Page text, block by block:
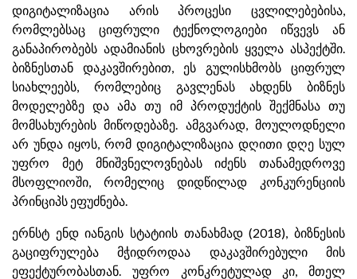
დიგიტალიზაცია არის პროცესი ცვლილებებისა,
რომლებსაც ციფრული ტექნოლოგიები იწვევს ან
განაპირობებს ადამიანის ცხოვრების ყველა ასპექტში.
ბიზნესთან დაკავშირებით, ეს გულისხმობს ციფრულ
სიახლეებს, რომლებიც გავლენას ახდენს ბიზნეს
მოდელებზე და ამა თუ იმ პროდუქტის შექმნასა თუ
მომსახურების მიწოდებაზე. ამგვარად, მოულოდნელი
არ უნდა იყოს, რომ დიგიტალიზაცია დღითი დღე სულ
უფრო მეტ მნიშვნელოვნებას იძენს თანამედროვე
მსოფლიოში, რომელიც დიდწილად კონკურენციის
პრინციპს ეფუძნება.
ერნსტ ენდ იანგის სტატიის თანახმად (2018), ბიზნესის
გაციფრულება მჭიდროდაა დაკავშირებული მის
ეფექტურობასთან. უფრო კონკრეტულად კი, მთელ